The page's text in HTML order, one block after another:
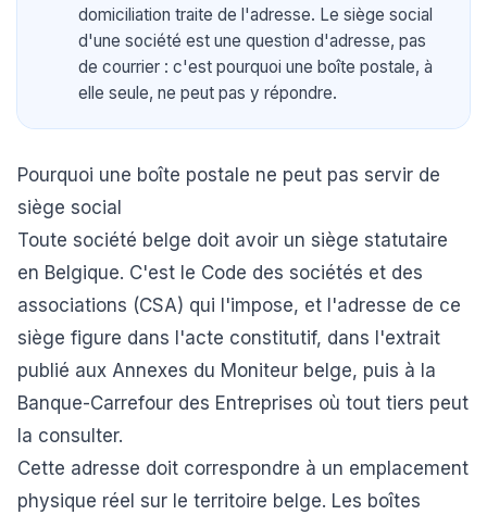
domiciliation traite de l'adresse. Le siège social
d'une société est une question d'adresse, pas
de courrier : c'est pourquoi une boîte postale, à
elle seule, ne peut pas y répondre.
Pourquoi une boîte postale ne peut pas servir de
siège social
Toute société belge doit avoir un siège statutaire
en Belgique. C'est le Code des sociétés et des
associations (CSA) qui l'impose, et l'adresse de ce
siège figure dans l'acte constitutif, dans l'extrait
publié aux Annexes du Moniteur belge, puis à la
Banque-Carrefour des Entreprises où tout tiers peut
la consulter.
Cette adresse doit correspondre à un emplacement
physique réel sur le territoire belge. Les boîtes